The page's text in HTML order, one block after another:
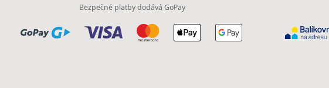
Bezpečné platby dodává GoPay